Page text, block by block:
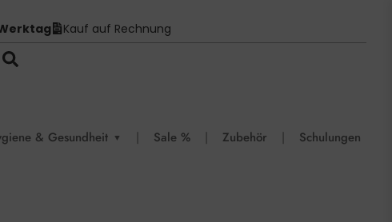
Kauf auf Rechnung
& Gesundheit ▼ | Sale % | Zubehör | Schulungen